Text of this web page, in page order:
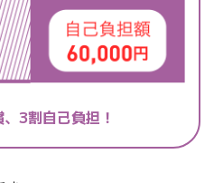
3割自己負担！